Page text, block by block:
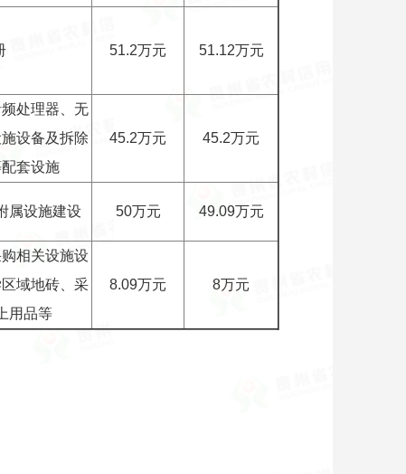
51.2万元 51.12万元
处理器、无
设备及拆除
套设施
45.2万元 45.2万元
属设施建设 50万元 49.09万元
相关设施设
域地砖、采
用品等
8.09万元 8万元